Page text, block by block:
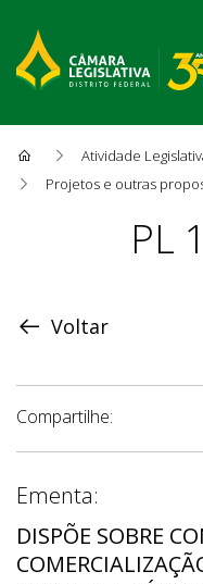
Atividade
Projetos e outras
Proposição
PL
Voltar
Compartilhe:
Ementa:
DISPÕE SOBRE